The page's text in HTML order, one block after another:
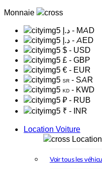
Monnaie
د.إ - MAD
د.إ - AED
$ - USD
£ - GBP
€ - EUR
SR - SAR
KD - KWD
₽ - RUB
₹ - INR
Location Voiture
Voir tous les